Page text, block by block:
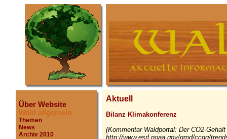
Über Website
Wald allgemein
Themen
News
Archiv 2010
Aktuell
Bilanz Klimakonferenz
(Kommentar Waldportal: Der CO2-
http://www.esrl.noaa.gov/gmd/ccgg/